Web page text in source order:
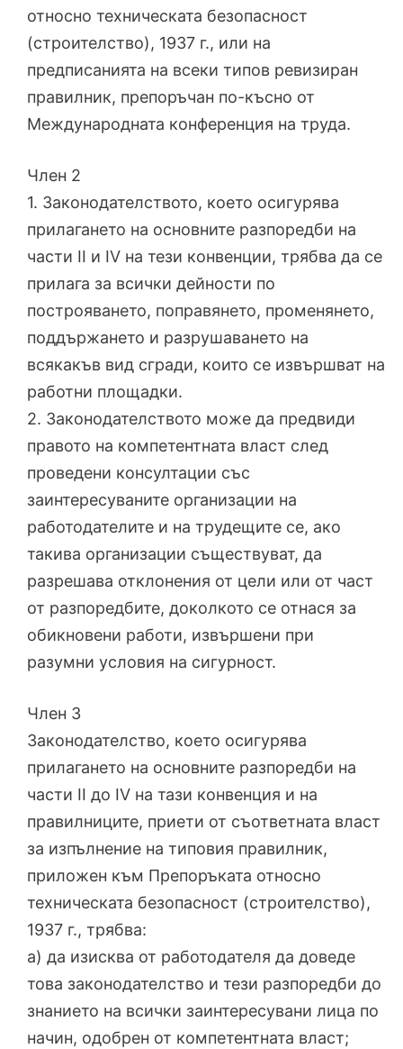
относно техническата безопасност
(строителство), 1937 г., или на
предписанията на всеки типов ревизиран
правилник, препоръчан по-късно от
Международната конференция на труда.
Член 2
1. Законодателството, което осигурява
прилагането на основните разпоредби на
части II и IV на тези конвенции, трябва да се
прилага за всички дейности по
построяването, поправянето, променянето,
поддържането и разрушаването на
всякакъв вид сгради, които се извършват на
работни площадки.
2. Законодателството може да предвиди
правото на компетентната власт след
проведени консултации със
заинтересуваните организации на
работодателите и на трудещите се, ако
такива организации съществуват, да
разрешава отклонения от цели или от част
от разпоредбите, доколкото се отнася за
обикновени работи, извършени при
разумни условия на сигурност.
Член 3
Законодателство, което осигурява
прилагането на основните разпоредби на
части II до IV на тази конвенция и на
правилниците, приети от съответната власт
за изпълнение на типовия правилник,
приложен към Препоръката относно
техническата безопасност (строителство),
1937 г., трябва:
a) да изисква от работодателя да доведе
това законодателство и тези разпоредби до
знанието на всички заинтересувани лица по
начин, одобрен от компетентната власт;